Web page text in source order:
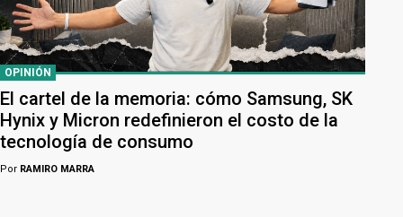
OPINIÓN
El cartel de la memoria: cómo Samsung, SK
Hynix y Micron redefinieron el costo de la
tecnología de consumo
Por RAMIRO MARRA